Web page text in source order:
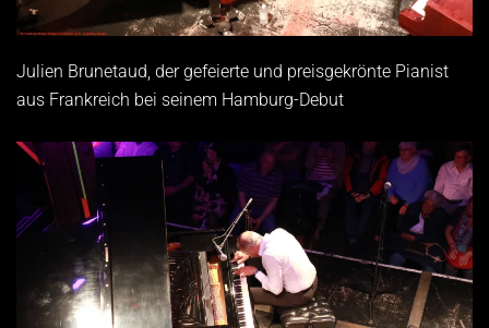
Julien Brunetaud, der gefeierte und preisgekrönte Pianist
aus Frankreich bei seinem Hamburg-Debut